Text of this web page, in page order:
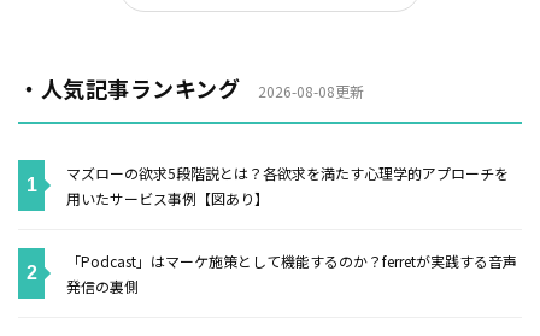
・人気記事ランキング 2026-08-08更新
マズローの欲求5段階説とは？各欲求を満たす心理学的アプローチを
用いたサービス事例【図あり】
「Podcast」はマーケ施策として機能するのか？ferretが実践する音声
発信の裏側